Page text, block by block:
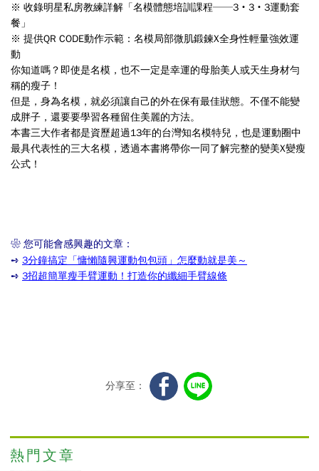
※ 收錄明星私房教練詳解「名模體態培訓課程──3‧3‧3運動套
餐」
※ 提供QR CODE動作示範：名模局部微肌鍛鍊X全身性輕量強效運
動
你知道嗎？即使是名模，也不一定是幸運的母胎美人或天生身材勻
稱的瘦子！
但是，身為名模，就必須讓自己的外在保有最佳狀態。不僅不能變
成胖子，還要要學習各種留住美麗的方法。
本書三大作者都是資歷超過13年的台灣知名模特兒，也是運動圈中
最具代表性的三大名模，透過本書將帶你一同了解完整的變美X變瘦
公式！
❀ 您可能會感興趣的文章：
➺ 3分鐘搞定「慵懶隨興運動包包頭」怎麼動就是美～
➺ 3招超簡單瘦手臂運動！打造你的纖細手臂線條
分享至：
熱門文章